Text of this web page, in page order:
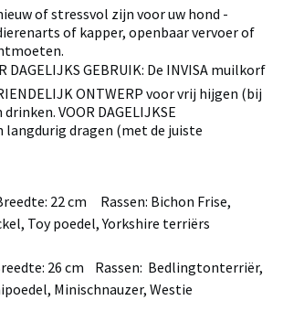
of stressvol zijn voor uw hond -
of kapper, openbaar vervoer of
DAGELIJKS GEBRUIK: De INVISA muilkorf
ONTWERP voor vrij hijgen (bij
VOOR DAGELIJKSE
langdurig dragen (met de juiste
22 cm Rassen: Bichon Frise,
Toy poedel, Yorkshire terriërs
26 cm Rassen: Bedlingtonterriër,
Minischnauzer, Westie